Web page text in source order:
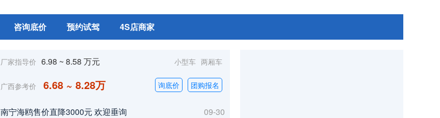
咨询底价 预约试驾 4S店商家
厂家指导价 6.98 ~ 8.58 万元 小型车 两厢车
广西参考价 6.68 ~ 8.28万 询底价 团购报名
南宁海鸥售价直降3000元 欢迎垂询
09-30